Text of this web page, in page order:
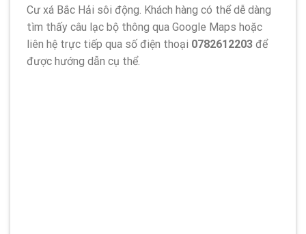
Cư xá Bắc Hải sôi động. Khách hàng có thể dễ dàng
tìm thấy câu lạc bộ thông qua Google Maps hoặc
liên hệ trực tiếp qua số điện thoại 0782612203 để
được hướng dẫn cụ thể.